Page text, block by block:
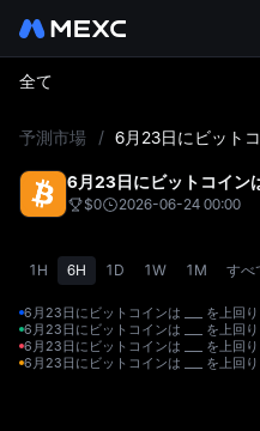
全て
予測市場 / 6月23日にビット
6月23日にビットコイン
$0 2026-06-24 00:00
1H 6H 1D 1W 1M すべ
6月23日にビットコインは ___ を上回
6月23日にビットコインは ___ を上回
6月23日にビットコインは ___ を上回
6月23日にビットコインは ___ を上回